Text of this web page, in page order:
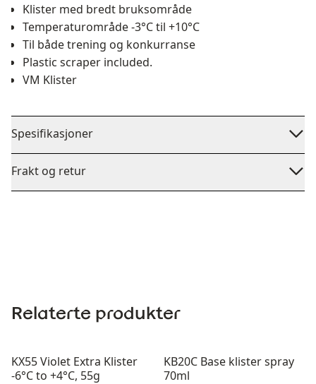
Klister med bredt bruksområde
Temperaturområde -3°C til +10°C
Til både trening og konkurranse
Plastic scraper included.
VM Klister
Spesifikasjoner
Frakt og retur
Relaterte produkter
KX55 Violet Extra Klister
-6°C to +4°C, 55g
KB20C Base klister spray
70ml